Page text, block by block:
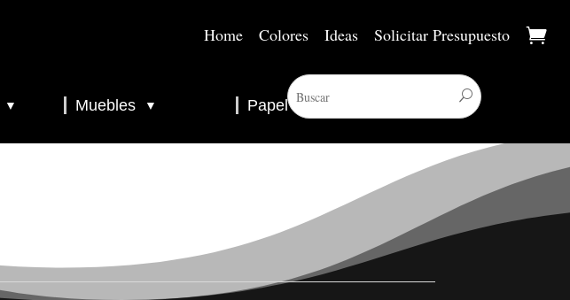
Home Colores Ideas Solicitar Presupuesto
▼ Muebles ▼ Papel Pintado